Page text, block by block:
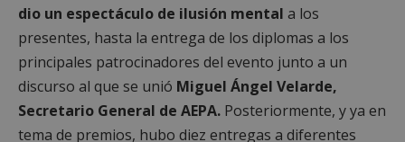
dio un espectáculo de ilusión mental a los
presentes, hasta la entrega de los diplomas a los
principales patrocinadores del evento junto a un
discurso al que se unió Miguel Ángel Velarde,
Secretario General de AEPA. Posteriormente, y ya en
tema de premios, hubo diez entregas a diferentes